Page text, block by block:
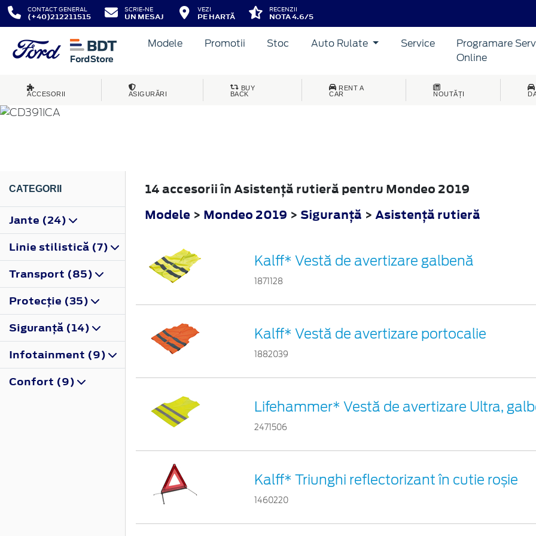
CONTACT GENERAL
(+40)212211515
SCRIE-NE
UN MESAJ
VEZI
PE HARTĂ
RECENZII
NOTA 4.6/5
Modele Promotii Stoc Auto Rulate Service
Programare
Online
ACCESORII ASIGURĂRI
BUY
BACK
RENT A
CAR
NOUTĂȚI
MONDEO
CATEGORII
Jante (24)
Linie stilistică (7)
Transport (85)
Protecţie (35)
Siguranţă (14)
Infotainment (9)
Confort (9)
14 accesorii în Asistenţă rutieră pentru Mondeo 2019
Modele > Mondeo 2019 > Siguranţă > Asistenţă rutieră
Kalff* Vestă de avertizare galbenă
1871128
Kalff* Vestă de avertizare portocalie
1882039
Lifehammer* Vestă de avertizare Ultra,
2471506
Kalff* Triunghi reflectorizant în cutie roșie
1460220